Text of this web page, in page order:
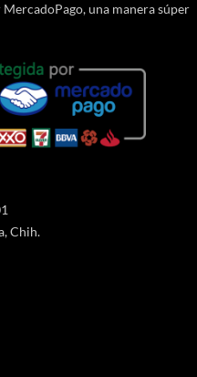
una manera súper
Chih.